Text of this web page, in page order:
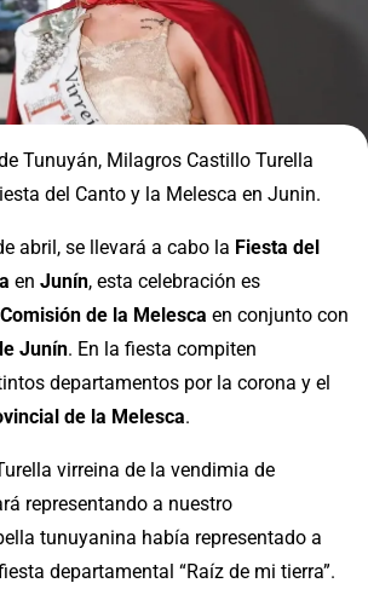
Tunuyán, Milagros Castillo Turella
del Canto y la Melesca en Junin.
abril, se llevará a cabo la Fiesta del
en Junín, esta celebración es
Comisión de la Melesca en conjunto con
Junín. En la fiesta compiten
departamentos por la corona y el
de la Melesca.
virreina de la vendimia de
representando a nuestro
tunuyanina había representado a
departamental “Raíz de mi tierra”.